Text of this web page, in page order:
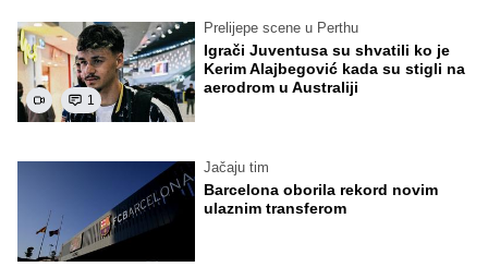
1
Prelijepe scene u Perthu
Igrači Juventusa su shvatili ko je
Kerim Alajbegović kada su stigli na
aerodrom u Australiji
Jačaju tim
Barcelona oborila rekord novim
ulaznim transferom